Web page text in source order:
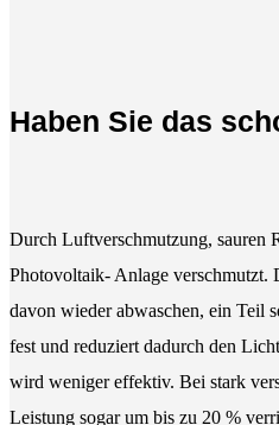
Haben Sie das
Durch Luftverschmutzung, sauren
Photovoltaik- Anlage verschmutzt.
davon wieder abwaschen, ein Teil
fest und reduziert dadurch den
wird weniger effektiv. Bei stark
Leistung sogar um bis zu 20 %